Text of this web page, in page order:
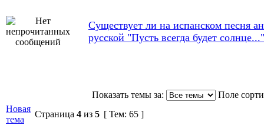
Cуществует ли на испанском песня
русской "Пусть всегда будет
Показать темы за:
Поле
Новая
тема
Страница 4 из 5 [ Тем: 65 ]